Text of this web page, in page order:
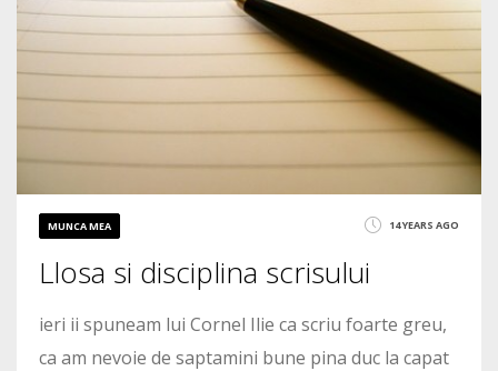
MUNCA MEA 14 YEARS AGO
Llosa si disciplina scrisului
ieri ii spuneam lui Cornel Ilie ca scriu foarte greu,
ca am nevoie de saptamini bune pina duc la capat